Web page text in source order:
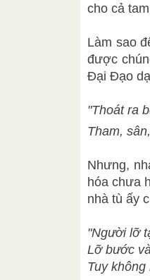
cho cả
Làm sao
được
Đại Đạo
"Thoát ra
Tham,
Nhưng,
hóa chưa
nhà tù ấy
"Người lỡ
Lỡ bước
Tuy